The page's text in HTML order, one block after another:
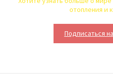
отопления и
Подписаться